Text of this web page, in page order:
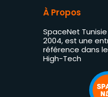
À Propos
SpaceNet
2004, est une
référence dans
High-Tech